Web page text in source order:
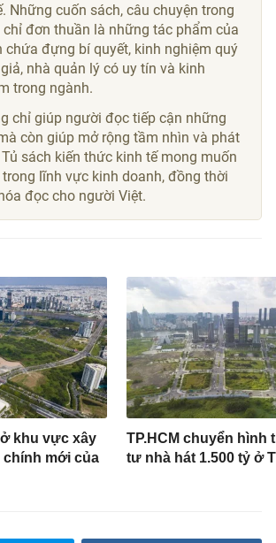
Những cuốn sách, câu chuyện trong
chỉ đơn thuần là những tác phẩm của
chứa đựng bí quyết, kinh nghiệm quý
nhà quản lý có uy tín và kinh
trong ngành.
chỉ giúp người đọc tiếp cận những
còn giúp mở rộng tầm nhìn và phát
sách kiến thức kinh tế mong muốn
lĩnh vực kinh doanh, đồng thời
đọc cho người Việt.
ở khu vực xây
chính mới của
TP.HCM chuyển hình
tư nhà hát 1.500 tỷ ở